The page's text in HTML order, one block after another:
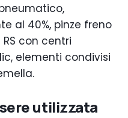
al 40%, pinze freno
con centri
elementi condivisi
utilizzata